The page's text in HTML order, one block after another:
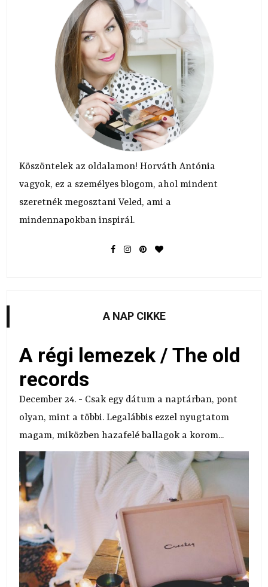
Köszöntelek az oldalamon! Horváth Antónia
vagyok, ez a személyes blogom, ahol mindent
szeretnék megosztani Veled, ami a
mindennapokban inspirál.
A NAP CIKKE
A régi lemezek / The old
records
December 24. - Csak egy dátum a naptárban, pont
olyan, mint a többi. Legalábbis ezzel nyugtatom
magam, miközben hazafelé ballagok a korom...